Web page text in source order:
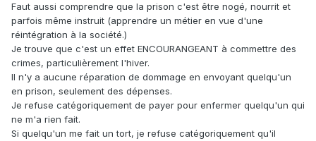
Faut aussi comprendre que la prison c'est être nogé, nourrit et
parfois même instruit (apprendre un métier en vue d'une
réintégration à la société.)
Je trouve que c'est un effet ENCOURANGEANT à commettre des
crimes, particulièrement l'hiver.
Il n'y a aucune réparation de dommage en envoyant quelqu'un
en prison, seulement des dépenses.
Je refuse catégoriquement de payer pour enfermer quelqu'un qui
ne m'a rien fait.
Si quelqu'un me fait un tort, je refuse catégoriquement qu'il